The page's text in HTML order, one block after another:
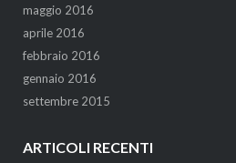
maggio 2016
aprile 2016
febbraio 2016
gennaio 2016
settembre 2015
ARTICOLI RECENTI